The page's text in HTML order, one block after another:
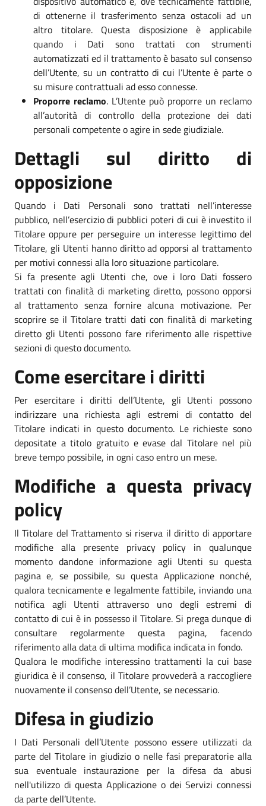
di ottenerne il trasferimento senza ostacoli ad un
altro titolare. Questa disposizione è applicabile
quando i Dati sono trattati con strumenti
automatizzati ed il trattamento è basato sul consenso
dell’Utente, su un contratto di cui l’Utente è parte o
su misure contrattuali ad esso connesse.
Proporre reclamo. L’Utente può proporre un reclamo
all’autorità di controllo della protezione dei dati
personali competente o agire in sede giudiziale.
Dettagli sul diritto di
opposizione
Quando i Dati Personali sono trattati nell’interesse
pubblico, nell’esercizio di pubblici poteri di cui è investito il
Titolare oppure per perseguire un interesse legittimo del
Titolare, gli Utenti hanno diritto ad opporsi al trattamento
per motivi connessi alla loro situazione particolare.
Si fa presente agli Utenti che, ove i loro Dati fossero
trattati con finalità di marketing diretto, possono opporsi
al trattamento senza fornire alcuna motivazione. Per
scoprire se il Titolare tratti dati con finalità di marketing
diretto gli Utenti possono fare riferimento alle rispettive
sezioni di questo documento.
Come esercitare i diritti
Per esercitare i diritti dell’Utente, gli Utenti possono
indirizzare una richiesta agli estremi di contatto del
Titolare indicati in questo documento. Le richieste sono
depositate a titolo gratuito e evase dal Titolare nel più
breve tempo possibile, in ogni caso entro un mese.
Modifiche a questa privacy
policy
Il Titolare del Trattamento si riserva il diritto di apportare
modifiche alla presente privacy policy in qualunque
momento dandone informazione agli Utenti su questa
pagina e, se possibile, su questa Applicazione nonché,
qualora tecnicamente e legalmente fattibile, inviando una
notifica agli Utenti attraverso uno degli estremi di
contatto di cui è in possesso il Titolare. Si prega dunque di
consultare regolarmente questa pagina, facendo
riferimento alla data di ultima modifica indicata in fondo.
Qualora le modifiche interessino trattamenti la cui base
giuridica è il consenso, il Titolare provvederà a raccogliere
nuovamente il consenso dell’Utente, se necessario.
Difesa in giudizio
I Dati Personali dell’Utente possono essere utilizzati da
parte del Titolare in giudizio o nelle fasi preparatorie alla
sua eventuale instaurazione per la difesa da abusi
nell'utilizzo di questa Applicazione o dei Servizi connessi
da parte dell’Utente.